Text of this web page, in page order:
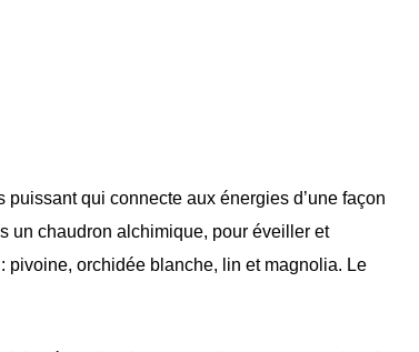
puissant qui connecte aux énergies d’une façon
un chaudron alchimique, pour éveiller et
pivoine, orchidée blanche, lin et magnolia. Le